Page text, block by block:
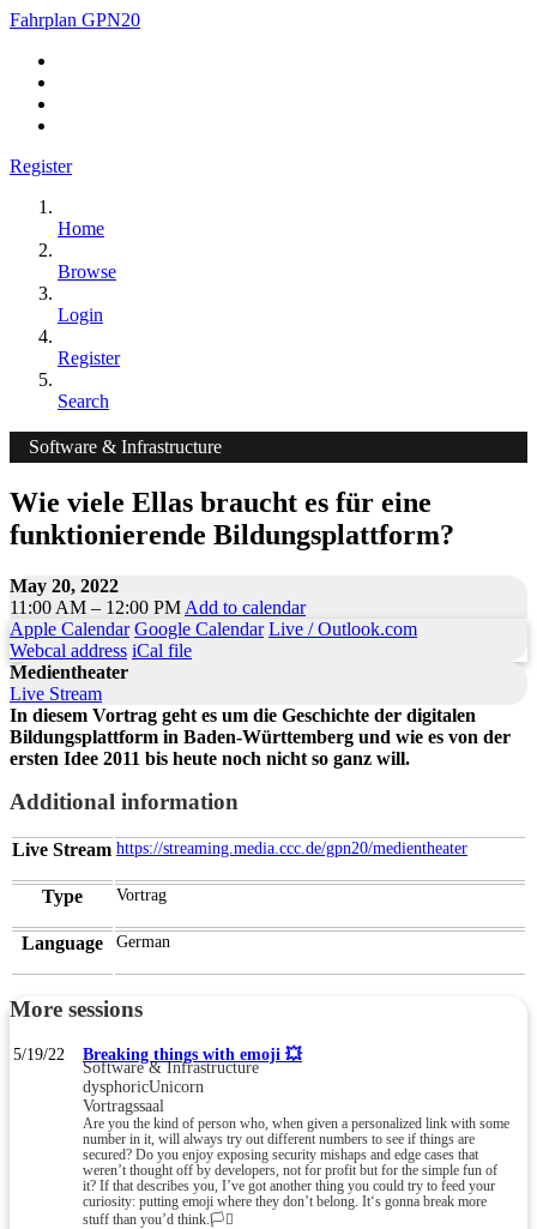
Fahrplan GPN20
Register
Home
Browse
Login
Register
Search
Software & Infrastructure
Wie viele Ellas braucht es für eine
funktionierende Bildungsplattform?
May 20, 2022
11:00 AM – 12:00 PM Add to calendar
Apple Calendar Google Calendar Live / Outlook.com
Webcal address iCal file
Medientheater
Live Stream
In diesem Vortrag geht es um die Geschichte der digitalen
Bildungsplattform in Baden-Württemberg und wie es von der
ersten Idee 2011 bis heute noch nicht so ganz will.
Additional information
Live Stream https://streaming.media.ccc.de/gpn20/medientheater
Type Vortrag
Language German
More sessions
5/19/22 Breaking things with emoji 💥
Software & Infrastructure
dysphoricUnicorn
Vortragssaal
Are you the kind of person who, when given a personalized link with some
number in it, will always try out different numbers to see if things are
secured? Do you enjoy exposing security mishaps and edge cases that
weren’t thought off by developers, not for profit but for the simple fun of
it? If that describes you, I’ve got another thing you could try to feed your
curiosity: putting emoji where they don’t belong. It‘s gonna break more
stuff than you’d think.🏳️‍⚧️